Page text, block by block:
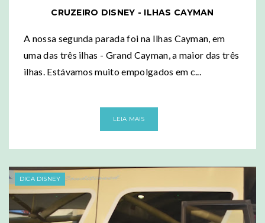
CRUZEIRO DISNEY - ILHAS CAYMAN
A nossa segunda parada foi na Ilhas Cayman, em
uma das três ilhas - Grand Cayman, a maior das três
ilhas. Estávamos muito empolgados em c...
LEIA MAIS
DICA DISNEY